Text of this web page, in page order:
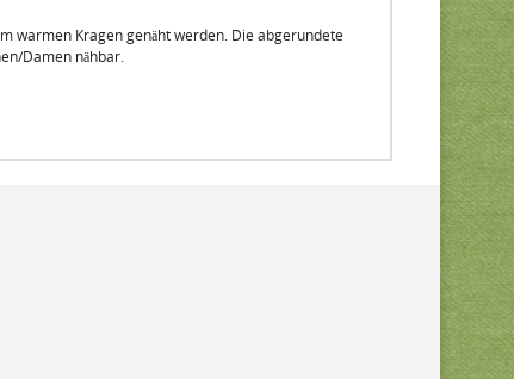
warmen Kragen genäht werden. Die abgerundete
Damen nähbar.